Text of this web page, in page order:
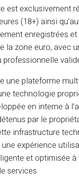
vos ventes,
des revenus
sur chaque carte
système de
"gagnant -
est exclusivement
(18+) ainsi
enregistrées
la zone euro, avec
une plateforme
technologie
en interne à
par le
infrastructure
expérience
et optimisée à
services.